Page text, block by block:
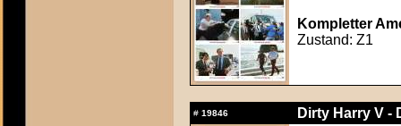
Kompletter
Zustand: Z1
# 19846
Dirty Harry V -